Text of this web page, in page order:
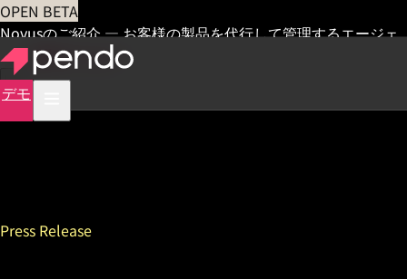
OPEN BETA
Novusのご紹介 — お客様の製品を代行して管理するエージェ
ント 早期アクセス
デモ
Press Release